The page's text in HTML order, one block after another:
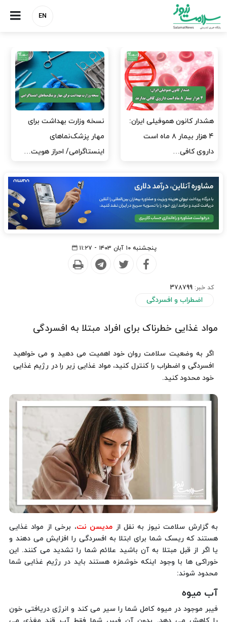
EN
مدیران پرستاری باید حامی
پرستاران باشند، نه عامل فشار
مدیریت سلامت، میدان
آزمون و خطا نیست
پنجشنبه ۱۰ آبان ۱۴۰۳ - ۱۱:۲۷
کد خبر: 378799
اضطراب و افسردگی
مواد غذایی خطرناک برای افراد مبتلا به افسردگی
اگر به وضعیت سلامت روان خود اهمیت می دهید و می خواهید
افسردگی و اضطراب را کنترل کنید، مواد غذایی زیر را در رژیم غذایی
خود محدود کنید.
به گزارش سلامت نیوز به نقل از مدیسن نت، برخی از مواد غذایی
هستند که ریسک شما برای ابتلا به افسردگی را افزایش می دهند و
یا اگر از قبل مبتلا به آن باشید علائم شما را تشدید می کنند. این
خوراکی ها با وجود اینکه خوشمزه هستند باید در رژیم غذایی شما
محدود شوند:
آب میوه
فیبر موجود در میوه کامل شما را سیر می کند و انرژی دریافتی خون